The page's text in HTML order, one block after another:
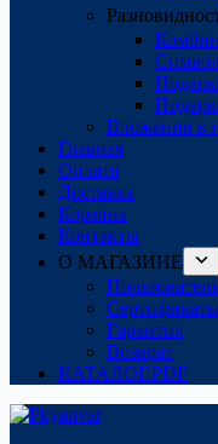
Вложения в
Главная
Оплата
Доставка
Корзина
Контакты
О МАГАЗИНЕ
Сертификаты
Гарантия
Возврат
КАТАЛОГ.PDF